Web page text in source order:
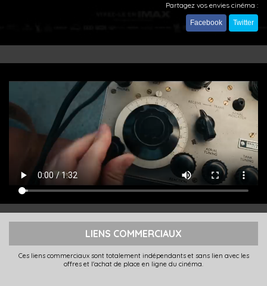
Partagez vos envies cinéma :
Facebook Twitter
LIENS COMMERCIAUX
Ces liens commerciaux sont totalement indépendants et sans lien avec les
offres et l'achat de place en ligne du cinéma.